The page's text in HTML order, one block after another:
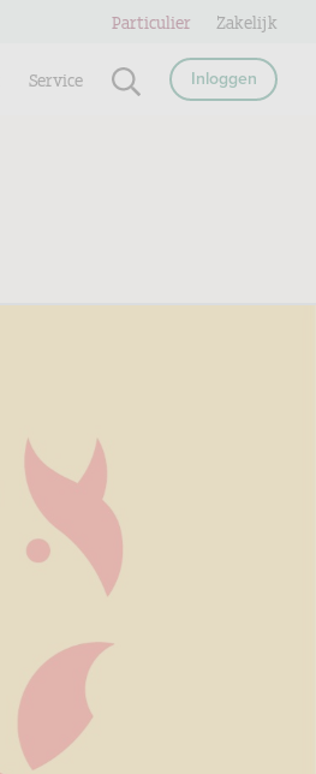
Service Inloggen
Particulier Zakelijk